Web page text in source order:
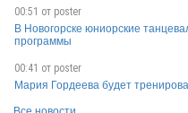
00:51 от poster
В Новогорске юниорские
программы
00:41 от poster
Мария Гордеева будет